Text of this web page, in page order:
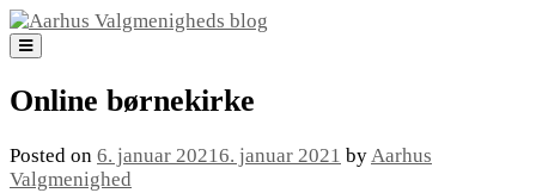
Skip
to
Online børnekirke
Posted on 6. januar 20216. januar 2021 byAarhus
Valgmenighed